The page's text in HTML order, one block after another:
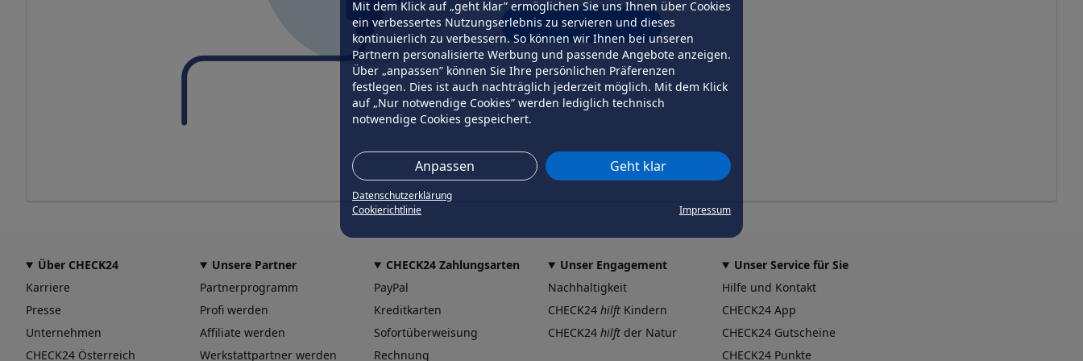
Mit dem Klick auf „geht klar” ermöglichen Sie uns Ihnen über Cookies
ein verbessertes Nutzungserlebnis zu servieren und dieses
kontinuierlich zu verbessern. So können wir Ihnen bei unseren
Partnern personalisierte Werbung und passende Angebote anzeigen.
Über „anpassen” können Sie Ihre persönlichen Präferenzen
festlegen. Dies ist auch nachträglich jederzeit möglich. Mit dem Klick
auf „Nur notwendige Cookies” werden lediglich technisch
notwendige Cookies gespeichert.
Anpassen Geht klar
Datenschutzerklärung
Cookierichtlinie
Impressum
erneut versuchen
Über CHECK24
Karriere
Presse
Unternehmen
CHECK24 Österreich
Unsere Partner
Partnerprogramm
Profi werden
Affiliate werden
Werkstattpartner werden
CHECK24 Zahlungsarten
PayPal
Kreditkarten
Sofortüberweisung
Rechnung
Unser Engagement
Nachhaltigkeit
CHECK24 hilft Kindern
CHECK24 hilft der Natur
Unser Service für Sie
Hilfe und Kontakt
CHECK24 App
CHECK24 Gutscheine
CHECK24 Punkte